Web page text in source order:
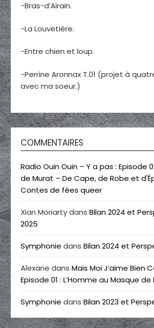
-Bras-d’Airain.
-La Louvetière.
-Entre chien et loup.
-Perrine Aronnax T.01 (projet à
avec ma soeur.)
COMMENTAIRES
Radio Ouin Ouin – Y a pas : Episode
de Murat – De Cape, de Robe et
Contes de fées queer
Xian MoriartydansBilan 2024 et
2025
Symphonie dansBilan 2024 et
Alexane dansMais Moi J’aime Bien
Episode 01 : L’Homme au Masque de
Symphonie dansBilan 2023 et